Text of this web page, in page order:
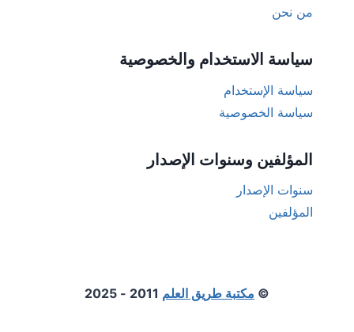
من نحن
سياسة الاستخدام والخصوصية
سياسة الإستخدام
سياسة الخصوصية
المؤلفين وسنوات الإصدار
سنوات الإصدار
المؤلفين
© مكتبة طريق العلم